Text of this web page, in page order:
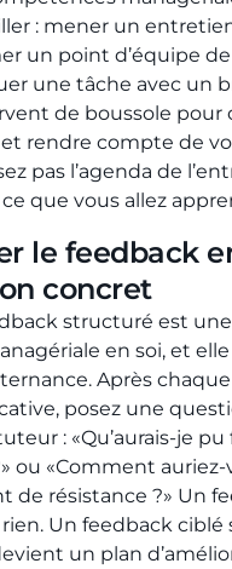
: mener un
un point d’équipe
une tâche avec un
de boussole pour
rendre compte de
pas l’agenda de
que vous allez
le feedback
concret
structuré est une
en soi, et elle
Après chaque
posez une
: «Qu’aurais-je
ou «Comment auriez-
de résistance ?» Un
Un feedback ciblé
un plan